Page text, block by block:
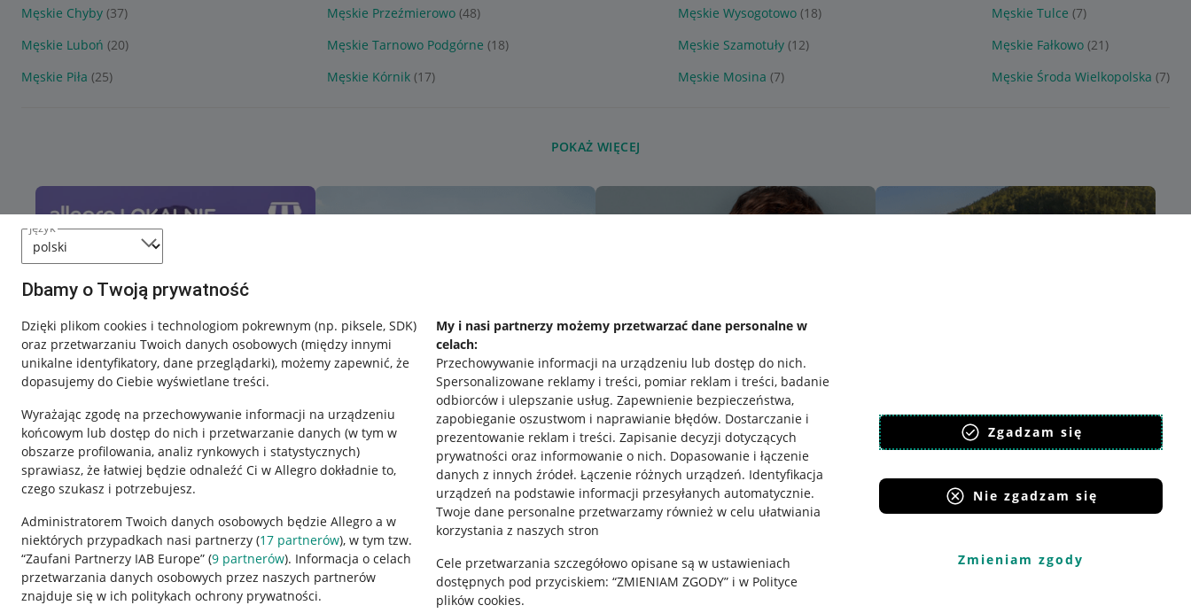
język
Dbamy o Twoją prywatność
Dzięki plikom cookies i technologiom pokrewnym (np. piksele, SDK)
oraz przetwarzaniu Twoich danych osobowych (między innymi
unikalne identyfikatory, dane przeglądarki), możemy zapewnić, że
dopasujemy do Ciebie wyświetlane treści.
Wyrażając zgodę na przechowywanie informacji na urządzeniu
końcowym lub dostęp do nich i przetwarzanie danych (w tym w
obszarze profilowania, analiz rynkowych i statystycznych)
sprawiasz, że łatwiej będzie odnaleźć Ci w Allegro dokładnie to,
czego szukasz i potrzebujesz.
Administratorem Twoich danych osobowych będzie Allegro a w
niektórych przypadkach nasi partnerzy (17 partnerów), w tym tzw.
“Zaufani Partnerzy IAB Europe” (9 partnerów). Informacja o celach
przetwarzania danych osobowych przez naszych partnerów
znajduje się w ich politykach ochrony prywatności.
My i nasi partnerzy możemy przetwarzać dane personalne w
celach:
Przechowywanie informacji na urządzeniu lub dostęp do nich.
Spersonalizowane reklamy i treści, pomiar reklam i treści, badanie
odbiorców i ulepszanie usług. Zapewnienie bezpieczeństwa,
zapobieganie oszustwom i naprawianie błędów. Dostarczanie i
prezentowanie reklam i treści. Zapisanie decyzji dotyczących
prywatności oraz informowanie o nich. Dopasowanie i łączenie
danych z innych źródeł. Łączenie różnych urządzeń. Identyfikacja
urządzeń na podstawie informacji przesyłanych automatycznie.
Twoje dane personalne przetwarzamy również w celu ułatwiania
korzystania z naszych stron
Cele przetwarzania szczegółowo opisane są w ustawieniach
dostępnych pod przyciskiem: “ZMIENIAM ZGODY” i w Polityce
plików cookies.
Zgadzam się
Nie zgadzam się
Zmieniam zgody
Męskie Chyby (37) Męskie Przeźmierowo (48) Męskie Wysogotowo (18) Męskie Tulce (7)
Męskie Luboń (20) Męskie Tarnowo Podgórne (18) Męskie Szamotuły (12) Męskie Fałkowo (21)
Męskie Piła (25) Męskie Kórnik (17) Męskie Mosina (7) Męskie Środa Wielkopolska (7)
POKAŻ WIĘCEJ
Przydatne informacje
Jak to działa
Napisz do nas
Allegro Gadane dla sprzedających
Regulamin
Polityka plików "cookies"
Ustawienia plików "cookies"
Pobierz aplikację